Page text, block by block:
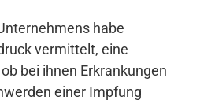
habe
vermittelt, eine
bei ihnen Erkrankungen
einer Impfung